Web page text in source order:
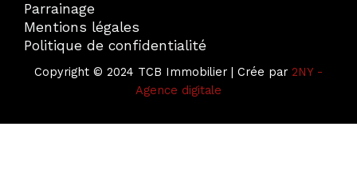
Parrainage
Mentions légales
Politique de confidentialité
Copyright © 2024 TCB Immobilier | Crée par 2NY -
Agence digitale